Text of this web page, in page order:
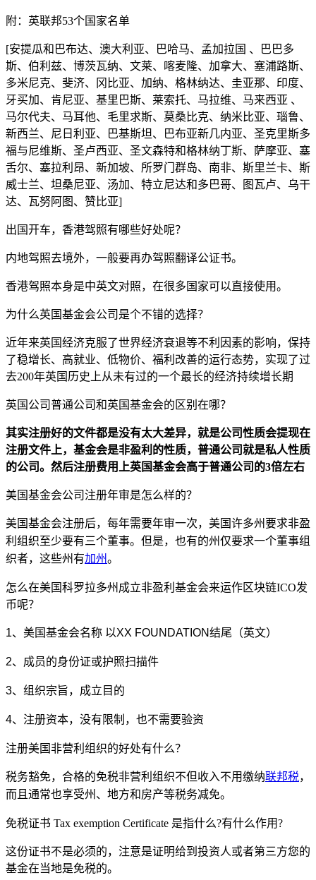
附：英联邦53个国家名单
[安提瓜和巴布达、澳大利亚、巴哈马、孟加拉国 、巴巴多
斯、伯利兹、博茨瓦纳、文莱、喀麦隆、加拿大、塞浦路斯、
多米尼克、斐济、冈比亚、加纳、格林纳达、圭亚那、印度、
牙买加、肯尼亚、基里巴斯、莱索托、马拉维、马来西亚 、
马尔代夫、马耳他、毛里求斯、莫桑比克、纳米比亚、瑙鲁、
新西兰、尼日利亚、巴基斯坦、巴布亚新几内亚、圣克里斯多
福与尼维斯、圣卢西亚、圣文森特和格林纳丁斯、萨摩亚、塞
舌尔、塞拉利昂、新加坡、所罗门群岛、南非、斯里兰卡、斯
威士兰、坦桑尼亚、汤加、特立尼达和多巴哥、图瓦卢、乌干
达、瓦努阿图、赞比亚]
出国开车，香港驾照有哪些好处呢？
内地驾照去境外，一般要再办驾照翻译公证书。
香港驾照本身是中英文对照，在很多国家可以直接使用。
为什么英国基金会公司是个不错的选择？
近年来英国经济克服了世界经济衰退等不利因素的影响，保持
了稳增长、高就业、低物价、福利改善的运行态势，实现了过
去200年英国历史上从未有过的一个最长的经济持续增长期
英国公司普通公司和英国基金会的区别在哪？
其实注册好的文件都是没有太大差异，就是公司性质会提现在
注册文件上，基金会是非盈利的性质，普通公司就是私人性质
的公司。然后注册费用上英国基金会高于普通公司的3倍左右
美国基金会公司注册年审是怎么样的？
美国基金会注册后，每年需要年审一次， 美国许多州要求非盈
利组织至少要有三个董事。但是，也有的州仅要求一个董事组
织者， 这些州有加州。
怎么在美国科罗拉多州成立非盈利基金会来运作区块链ICO发
币呢？
1、美国基金会名称 以XX FOUNDATION结尾（英文）
2、成员的身份证或护照扫描件
3、组织宗旨，成立目的
4、注册资本，没有限制，也不需要验资
注册美国非营利组织的好处有什么？
税务豁免， 合格的免税非营利组织不但收入不用缴纳联邦税，
而且通常也享受州、地方和房产等税务减免。
免税证书 Tax exemption Certificate 是指什么?有什么作用?
这份证书不是必须的，注意是证明给到投资人或者第三方您的
基金在当地是免税的。